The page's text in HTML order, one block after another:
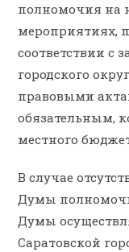
полномочия на
мероприятиях,
соответствии с
городского
правовыми
обязательным,
местного
В случае
Думы
Думы
Саратовской